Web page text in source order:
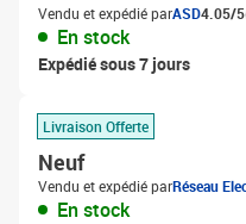
Vendu et expédié parASD4.05/5
En stock
Expédié sous 7 jours
Livraison Offerte
Neuf
Vendu et expédié parRéseau
En stock